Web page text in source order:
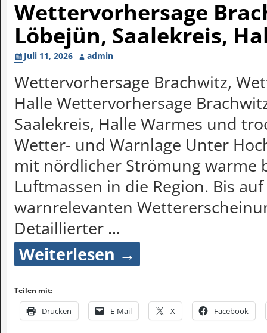
Wettervorhersage
Löbejün, Saalekreis,
Juli 11, 2026 admin
Wettervorhersage Brachwitz,
Halle Wettervorhersage
Saalekreis, Halle Warmes und
Wetter- und Warnlage Unter
mit nördlicher Strömung warme
Luftmassen in die Region. Bis
warnrelevanten
Detaillierter …
Weiterlesen →
Teilen mit:
Drucken E-Mail X Facebook